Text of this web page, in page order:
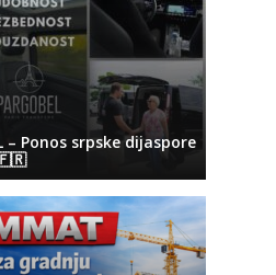
– Ponos srpske dijaspore